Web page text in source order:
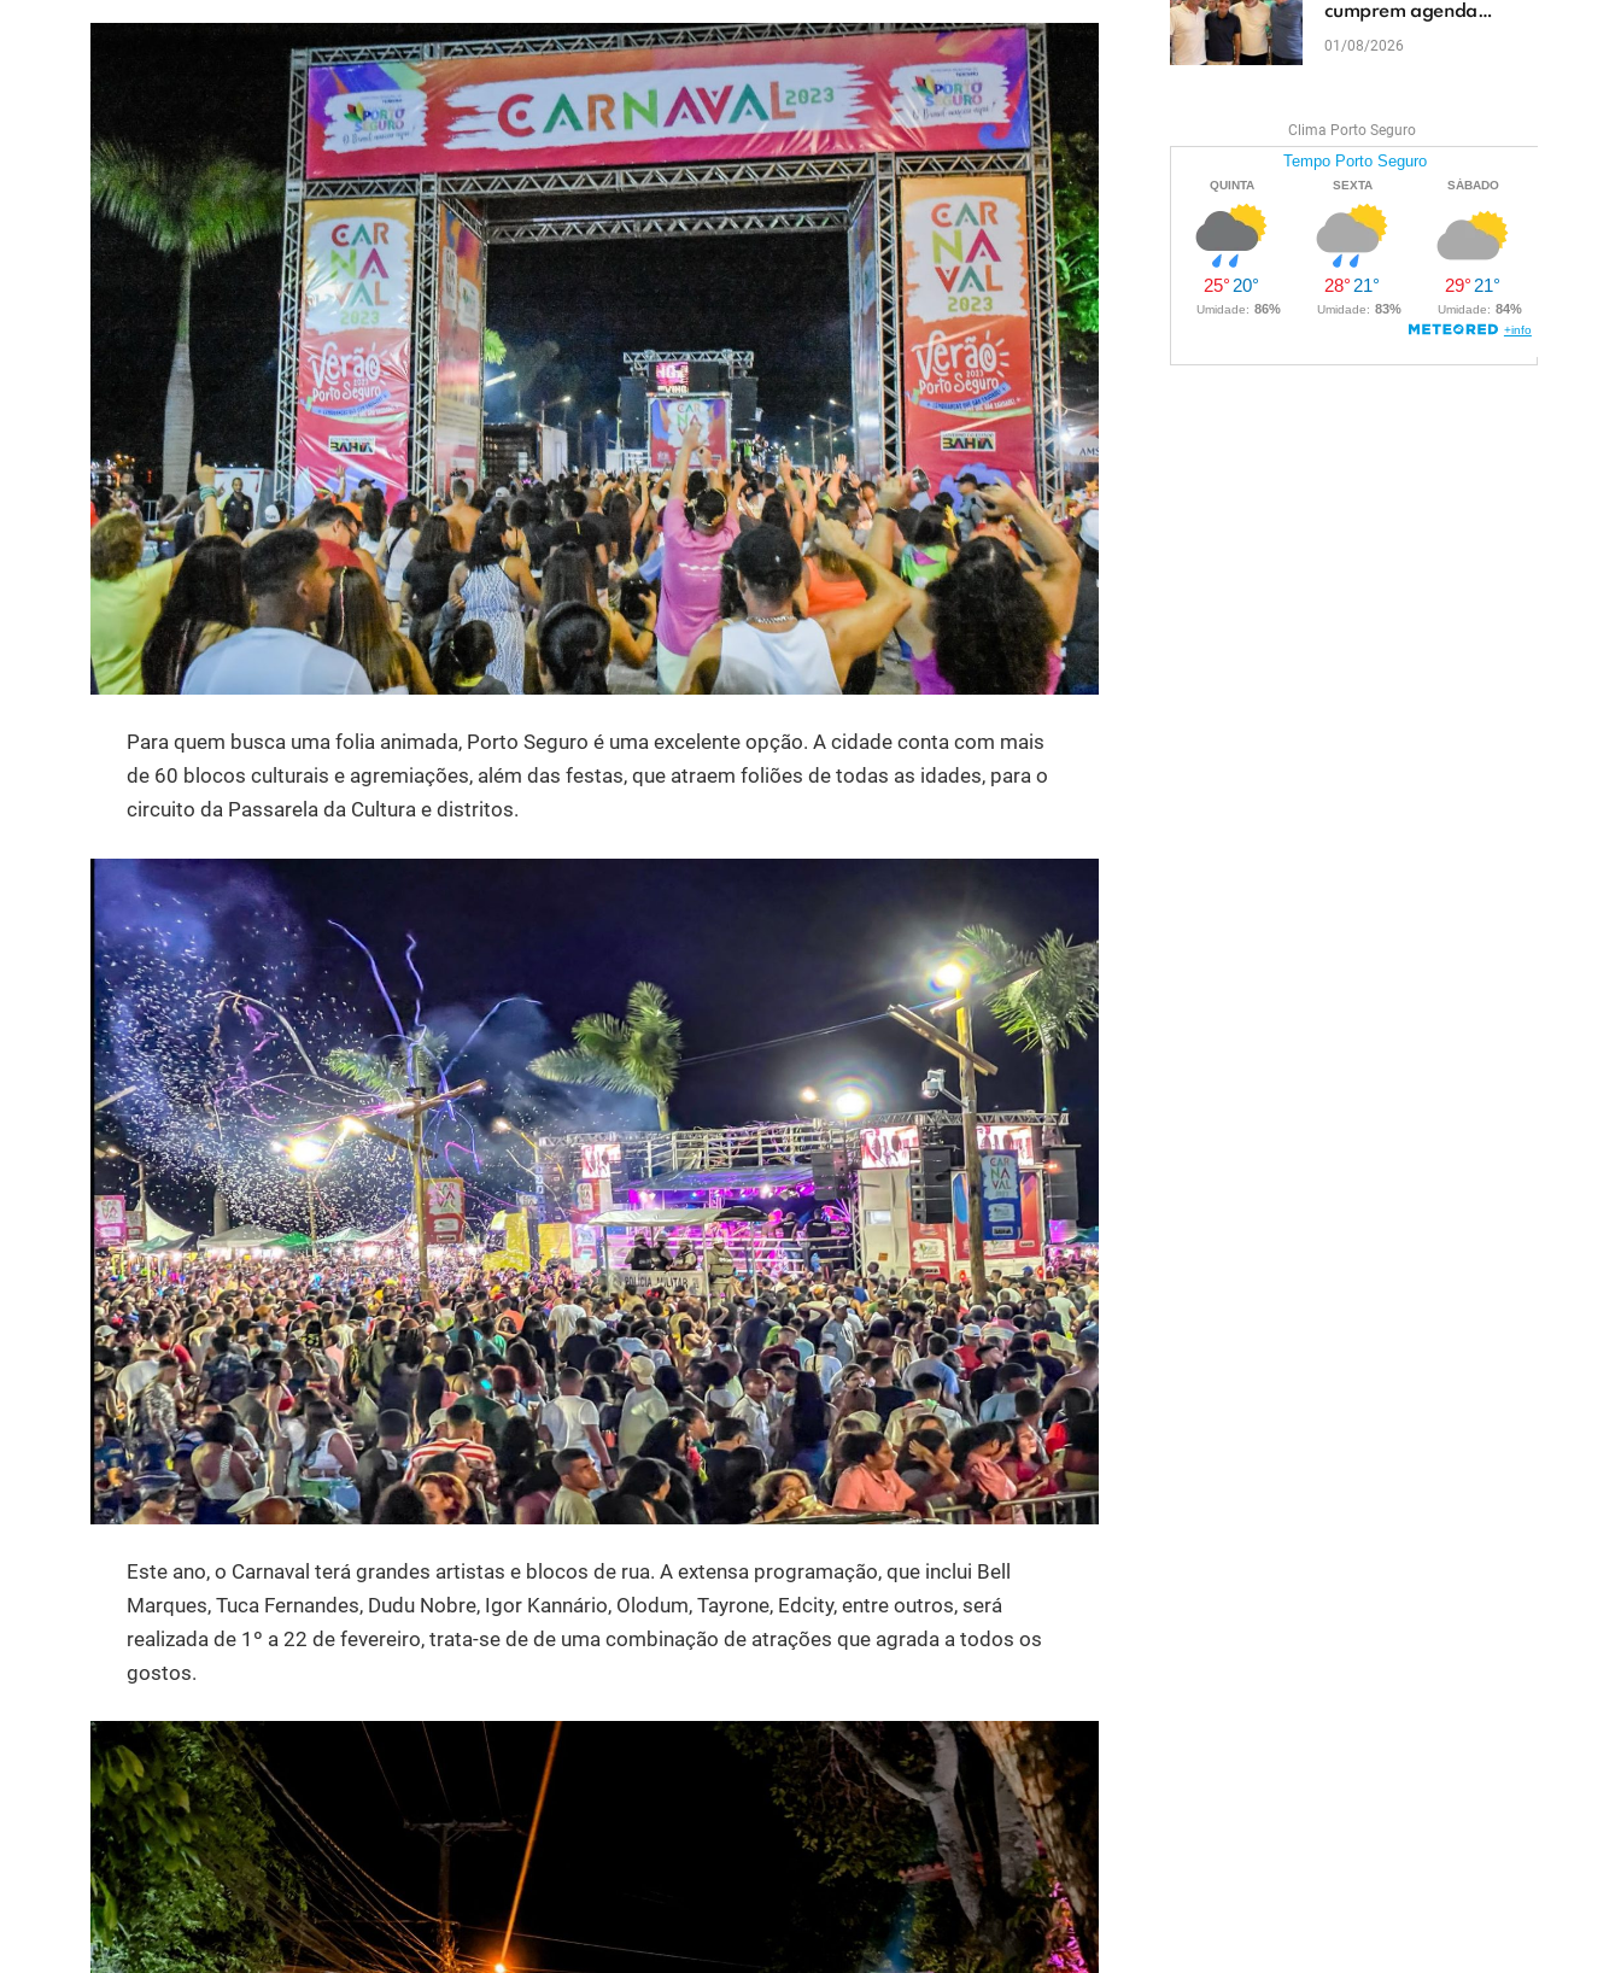
Para quem busca uma folia animada, Porto Seguro é uma excelente opção. A cidade conta com mais
de 60 blocos culturais e agremiações, além das festas, que atraem foliões de todas as idades, para o
circuito da Passarela da Cultura e distritos.
Este ano, o Carnaval terá grandes artistas e blocos de rua. A extensa programação, que inclui Bell
Marques, Tuca Fernandes, Dudu Nobre, Igor Kannário, Olodum, Tayrone, Edcity, entre outros, será
realizada de 1º a 22 de fevereiro, trata-se de de uma combinação de atrações que agrada a todos os
gostos.
cumprem agenda
política em Teixeira de
01/08/2026
Clima Porto Seguro